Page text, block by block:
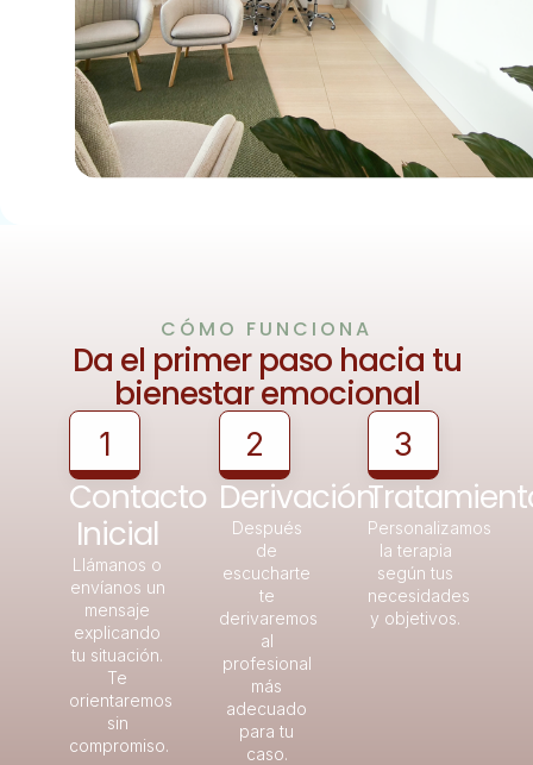
CÓMO FUNCIONA
Da el primer paso hacia tu
bienestar emocional
1
Contacto
Inicial
Llámanos o
envíanos un
mensaje
explicando
tu situación.
Te
orientaremos
sin
compromiso.
2
Derivación
Después
de
escucharte
te
derivaremos
al
profesional
más
adecuado
para tu
caso.
3
Personalizamos
la terapia
según tus
necesidades
y objetivos.